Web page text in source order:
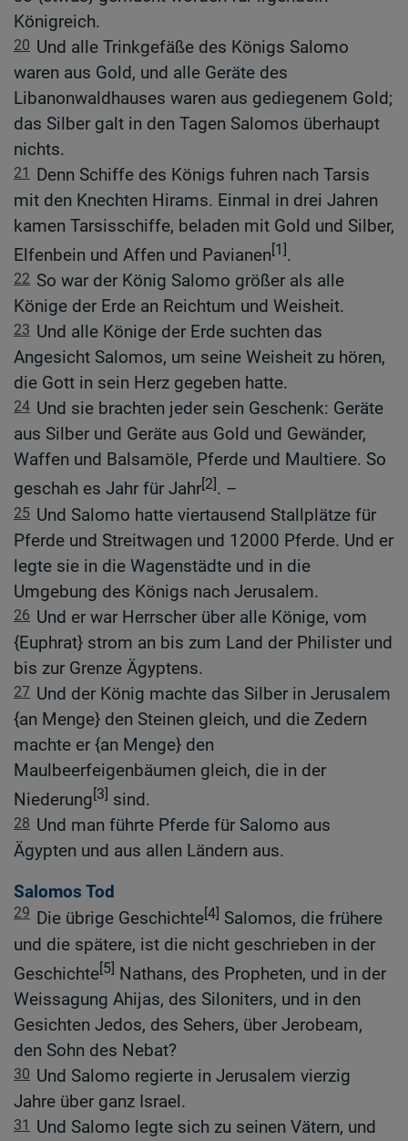
Königreich.
20 Und alle Trinkgefäße des Königs Salomo
waren aus Gold, und alle Geräte des
Libanonwaldhauses waren aus gediegenem Gold;
das Silber galt in den Tagen Salomos überhaupt
nichts.
21 Denn Schiffe des Königs fuhren nach Tarsis
mit den Knechten Hirams. Einmal in drei Jahren
kamen Tarsisschiffe, beladen mit Gold und Silber,
Elfenbein und Affen und Pavianen[1].
22 So war der König Salomo größer als alle
Könige der Erde an Reichtum und Weisheit.
23 Und alle Könige der Erde suchten das
Angesicht Salomos, um seine Weisheit zu hören,
die Gott in sein Herz gegeben hatte.
24 Und sie brachten jeder sein Geschenk: Geräte
aus Silber und Geräte aus Gold und Gewänder,
Waffen und Balsamöle, Pferde und Maultiere. So
geschah es Jahr für Jahr[2]. –
25 Und Salomo hatte viertausend Stallplätze für
Pferde und Streitwagen und 12000 Pferde. Und er
legte sie in die Wagenstädte und in die
Umgebung des Königs nach Jerusalem.
26 Und er war Herrscher über alle Könige, vom
{Euphrat} strom an bis zum Land der Philister und
bis zur Grenze Ägyptens.
27 Und der König machte das Silber in Jerusalem
{an Menge} den Steinen gleich, und die Zedern
machte er {an Menge} den
Maulbeerfeigenbäumen gleich, die in der
Niederung[3] sind.
28 Und man führte Pferde für Salomo aus
Ägypten und aus allen Ländern aus.
Salomos Tod
29 Die übrige Geschichte[4] Salomos, die frühere
und die spätere, ist die nicht geschrieben in der
Geschichte[5] Nathans, des Propheten, und in der
Weissagung Ahijas, des Siloniters, und in den
Gesichten Jedos, des Sehers, über Jerobeam,
den Sohn des Nebat?
30 Und Salomo regierte in Jerusalem vierzig
Jahre über ganz Israel.
31
Und Salomo legte sich zu seinen Vätern, und